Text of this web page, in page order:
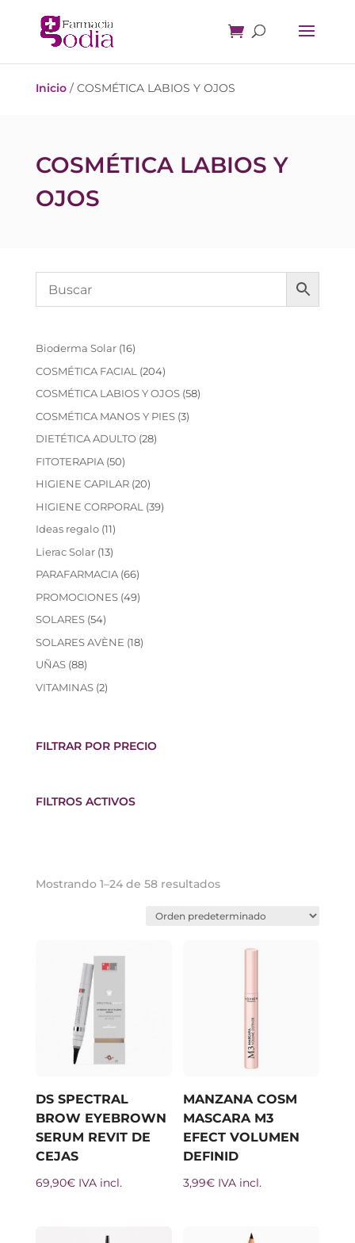
Inicio/ COSMÉTICA LABIOS Y OJOS
COSMÉTICA LABIOS Y
OJOS
Bioderma Solar 1616
productos
COSMÉTICA FACIAL 204204
productos
COSMÉTICA LABIOS Y OJOS 5858
COSMÉTICA MANOS Y PIES 33
DIETÉTICA ADULTO 2828
FITOTERAPIA 5050
productos
HIGIENE CAPILAR 2020
productos
HIGIENE CORPORAL 3939
Ideas regalo 1111
productos
Lierac Solar 1313
productos
PARAFARMACIA 6666
productos
PROMOCIONES 4949
SOLARES 5454
productos
SOLARES AVÈNE 1818
UÑAS 8888
productos
VITAMINAS 22
FILTRAR POR PRECIO
FILTROS ACTIVOS
Mostrando 1–24 de 58 resultados
DS SPECTRAL
BROW EYEBROWN
SERUM REVIT DE
CEJAS
69,90€ IVA incl.
MANZANA COSM
MASCARA M3
EFECT VOLUMEN
DEFINID
3,99€ IVA incl.